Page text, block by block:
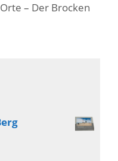
– Der Brocken